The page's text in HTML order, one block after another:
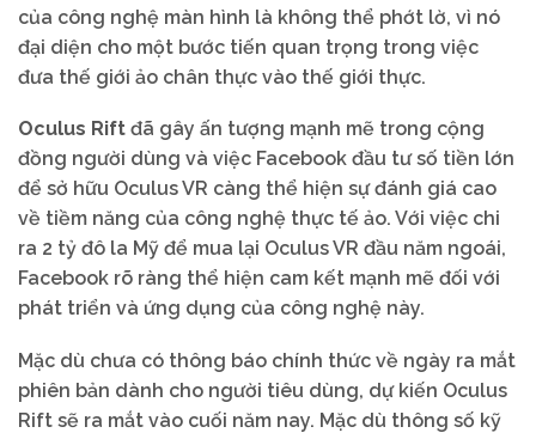
của công nghệ màn hình là không thể phớt lờ, vì nó
đại diện cho một bước tiến quan trọng trong việc
đưa thế giới ảo chân thực vào thế giới thực.
Oculus Rift đã gây ấn tượng mạnh mẽ trong cộng
đồng người dùng và việc Facebook đầu tư số tiền lớn
để sở hữu Oculus VR càng thể hiện sự đánh giá cao
về tiềm năng của công nghệ thực tế ảo. Với việc chi
ra 2 tỷ đô la Mỹ để mua lại Oculus VR đầu năm ngoái,
Facebook rõ ràng thể hiện cam kết mạnh mẽ đối với
phát triển và ứng dụng của công nghệ này.
Mặc dù chưa có thông báo chính thức về ngày ra mắt
phiên bản dành cho người tiêu dùng, dự kiến Oculus
Rift sẽ ra mắt vào cuối năm nay. Mặc dù thông số kỹ